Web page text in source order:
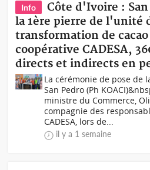
Info
Côte d'Ivoire :
la 1ère pierre de l'unité
transformation de cacao
coopérative CADESA,
directs et indirects en
La cérémonie de pose de
San Pedro (Ph
ministre du Commerce,
compagnie des
CADESA, lors de...
il y a 1 semaine